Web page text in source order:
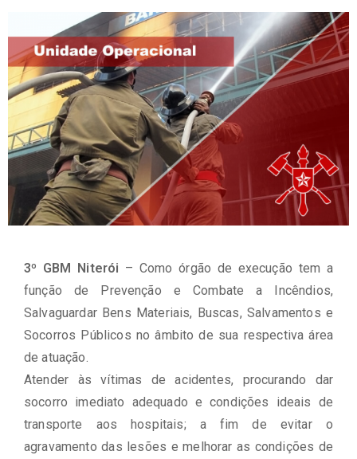
3º GBM Niterói – Como órgão de execução tem a
função de Prevenção e Combate a Incêndios,
Salvaguardar Bens Materiais, Buscas, Salvamentos e
Socorros Públicos no âmbito de sua respectiva área
de atuação.
Atender às vítimas de acidentes, procurando dar
socorro imediato adequado e condições ideais de
transporte aos hospitais; a fim de evitar o
agravamento das lesões e melhorar as condições de